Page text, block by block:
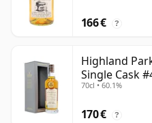
166 € ?
Highland
Single Cask
70cl • 60.1%
170 € ?